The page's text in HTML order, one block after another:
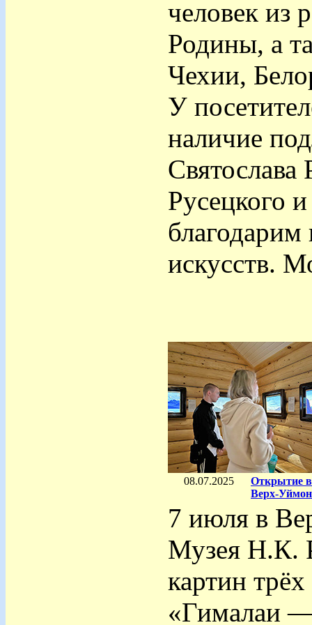
человек из
Родины, а
Чехии,
У
наличие
Русецкого
искусств.
08.07.2025
Открытие
Верх-
7 июля в
Музея Н.К.
картин
«Гималаи